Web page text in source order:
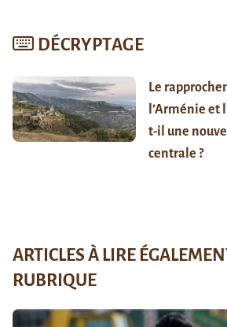
DÉCRYPTAGE
Le
l’Arménie et
t-il une
centrale ?
ARTICLES À LIRE
RUBRIQUE